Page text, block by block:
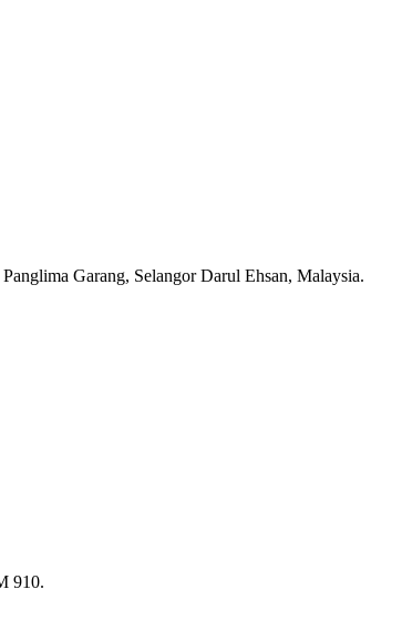
Garang, Selangor Darul Ehsan, Malaysia.
910.